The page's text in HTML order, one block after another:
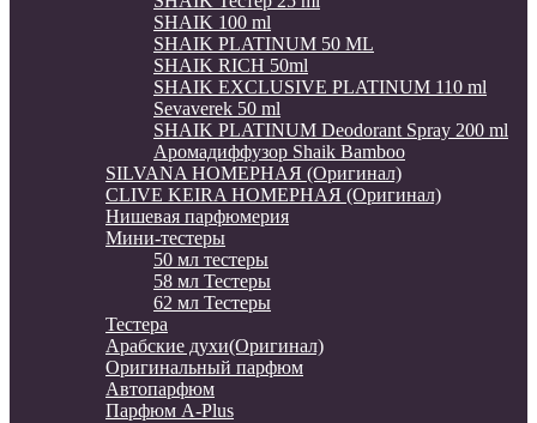
SHAIK 100 ml
SHAIK PLATINUM 50 ML
SHAIK RICH 50ml
SHAIK EXCLUSIVE PLATINUM 110 ml
Sevaverek 50 ml
SHAIK PLATINUM Deodorant Spray 200 ml
Аромадиффузор Shaik Bamboo
SILVANA НОМЕРНАЯ (Оригинал)
CLIVE KEIRA НОМЕРНАЯ (Оригинал)
Нишевая парфюмерия
Мини-тестеры
50 мл тестеры
58 мл Тестеры
62 мл Тестеры
Тестера
Арабские духи(Оригинал)
Оригинальный парфюм
Автопарфюм
Парфюм A-Plus